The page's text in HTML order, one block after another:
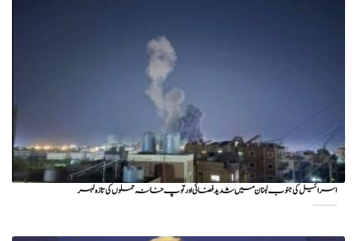
اسرائیل کی جنوب لبنان میں شدید فضائی اور توپ خانہ حملوں کی تازہ لہر